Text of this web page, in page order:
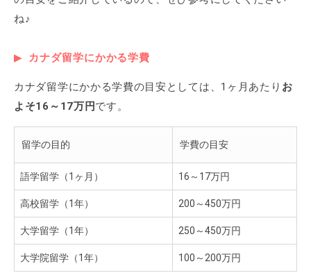
ね♪
カナダ留学にかかる学費
カナダ留学にかかる学費の目安としては、1ヶ月あたり お
よそ16～17万円です。
留学の目的 学費の目安
語学留学（1ヶ月） 16～17万円
高校留学（1年） 200～450万円
大学留学（1年） 250～450万円
大学院留学（1年） 100～200万円